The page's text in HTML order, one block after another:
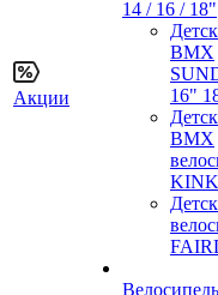
Акции
14 / 16 / 18"
BMX
16"
BMX
KINK